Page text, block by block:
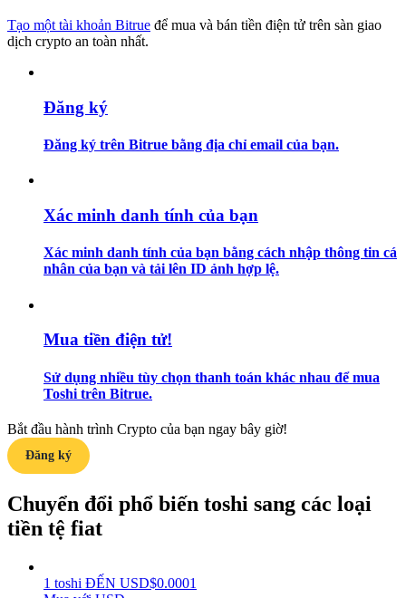
Hướng dẫn
Chiến lược giao dịch
Earn
Tạo một tài khoản Bitrue để mua và bán tiền điện tử trên sàn giao
dịch crypto an toàn nhất.
Đăng ký
Đăng ký trên Bitrue bằng địa chỉ email của bạn.
Xác minh danh tính của bạn
Xác minh danh tính của bạn bằng cách nhập thông tin cá
nhân của bạn và tải lên ID ảnh hợp lệ.
Mua tiền điện tử!
Sử dụng nhiều tùy chọn thanh toán khác nhau để mua
Toshi trên Bitrue.
Bắt đầu hành trình Crypto của bạn ngay bây giờ!
Đăng ký
Chuyển đổi phổ biến toshi sang các loại
tiền tệ fiat
1 toshi ĐẾN USD$0.0001